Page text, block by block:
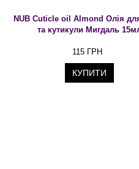
NUB Cuticle oil Almond Олія для
та кутикули Мигдаль
115 ГРН
КУПИТИ